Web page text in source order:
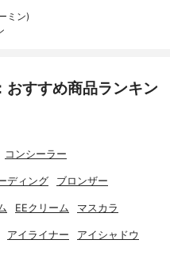
ミン)
すすめ商品ランキン
コンシーラー
ディング ブロンザー
EEクリーム マスカラ
アイライナー アイシャドウ